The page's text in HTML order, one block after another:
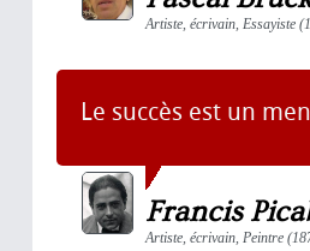
Artiste, écrivain, Essayiste
Le succès est un
Francis
Artiste, écrivain, Peintre